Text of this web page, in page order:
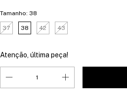
Tamanho: 38
37 38 42 43
Atenção, última peça!